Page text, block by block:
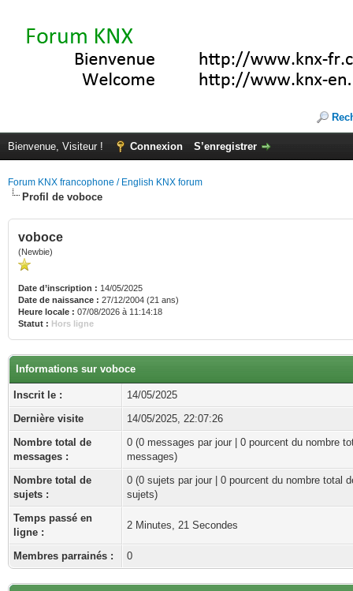
Bienvenue, Visiteur ! Connexion S’enregistrer
Forum KNX francophone / English KNX forum
Profil de voboce
voboce
(Newbie)
Date d’inscription : 14/05/2025
Date de naissance : 27/12/2004 (21 ans)
Heure locale : 07/08/2026 à 11:14:18
Statut : Hors ligne
Informations sur voboce
Inscrit le :
14/05/2025
Dernière visite
14/05/2025, 22:07:26
Nombre total de
messages :
0 (0 messages par jour | 0 pourcent du nombre
messages)
Nombre total de
sujets :
0 (0 sujets par jour | 0 pourcent du nombre total
sujets)
Temps passé en
ligne :
2 Minutes, 21 Secondes
Membres parrainés : 0